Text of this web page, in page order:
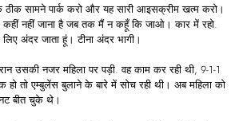
ठीक सामने पार्क करो और यह सारी आइसक्रीम खत्म करो।
नहीं जाना है जब तक मैं न कहूँ कि जाओ। कार में रहो.
अंदर जाता हूं। टीना अंदर भागी।
उसकी नजर महिला पर पड़ी. वह काम कर रही थी, 9-1-1
तो एम्बुलेंस बुलाने के बारे में सोच रही थी। अब महिला को
बीत चुके थे।